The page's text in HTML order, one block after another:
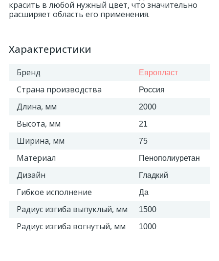
красить в любой нужный цвет, что значительно
расширяет область его применения.
Характеристики
Бренд Европласт
Страна производства Россия
Длина, мм 2000
Высота, мм 21
Ширина, мм 75
Материал Пенополиуретан
Дизайн Гладкий
Гибкое исполнение Да
Радиус изгиба выпуклый, мм 1500
Радиус изгиба вогнутый, мм 1000